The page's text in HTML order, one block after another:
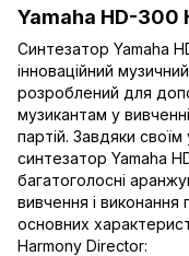
Yamaha HD-300
Синтезатор Yamaha
інноваційний
розроблений для
музикантам у
партій. Завдяки своїм
синтезатор Yamaha
багатоголосні
вивчення і виконання
основних
Harmony Director: